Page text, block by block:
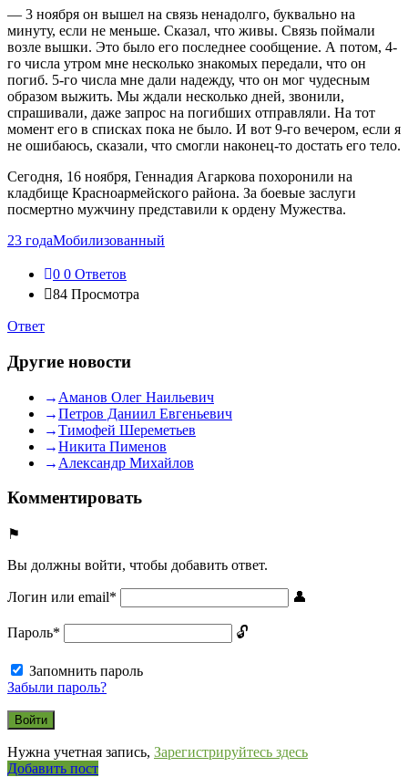
— 3 ноября он вышел на связь ненадолго, буквально на
минуту, если не меньше. Сказал, что живы. Связь поймали
возле вышки. Это было его последнее сообщение. А потом, 4-
го числа утром мне несколько знакомых передали, что он
погиб. 5-го числа мне дали надежду, что он мог чудесным
образом выжить. Мы ждали несколько дней, звонили,
спрашивали, даже запрос на погибших отправляли. На тот
момент его в списках пока не было. И вот 9-го вечером, если я
не ошибаюсь, сказали, что смогли наконец-то достать его тело.
Сегодня, 16 ноября, Геннадия Агаркова похоронили на
кладбище Красноармейского района. За боевые заслуги
посмертно мужчину представили к ордену Мужества.
23 годаМобилизованный
0 0 Ответов
84 Просмотра
Ответ
Другие новости
Аманов Олег Наильевич
Петров Даниил Евгеньевич
Тимофей Шереметьев
Никита Пименов
Александр Михайлов
Комментировать
Вы должны войти, чтобы добавить ответ.
Логин или email*
Пароль*
Запомнить пароль
Забыли пароль?
Нужна учетная запись, Зарегистрируйтесь здесь
Боковая
Добавить пост